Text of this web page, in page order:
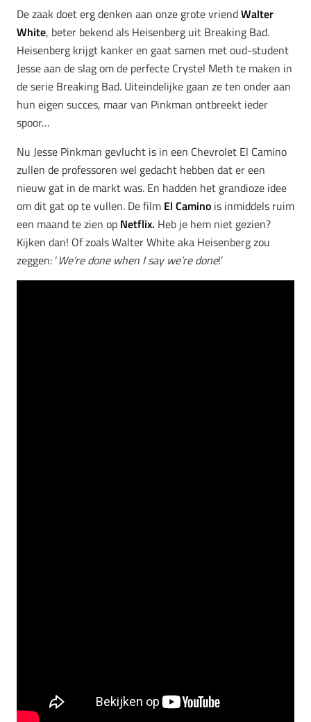
De zaak doet erg denken aan onze grote vriendWalter
White, beter bekend als Heisenberg uit Breaking Bad.
Heisenberg krijgt kanker en gaat samen met oud-student
Jesse aan de slag om de perfecte Crystel Meth te maken in
de serie Breaking Bad. Uiteindelijke gaan ze ten onder aan
hun eigen succes, maar van Pinkman ontbreekt ieder
spoor…
Nu Jesse Pinkman gevlucht is in een Chevrolet El Camino
zullen de professoren wel gedacht hebben dat er een
nieuw gat in de markt was. En hadden het grandioze idee
om dit gat op te vullen. De film El Camino is inmiddels ruim
een maand te zien op Netflix. Heb je hem niet gezien?
Kijken dan! Of zoals Walter White aka Heisenberg zou
zeggen: ‘We’re done when I say we’re done!’